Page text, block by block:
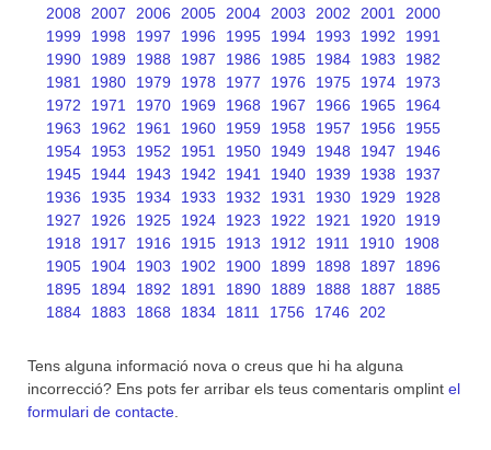
2008
2007 2006 2005 2004 2003 2002 2001
2000
1999
1998 1997 1996 1995 1994 1993 1992
1991
1990
1989 1988 1987 1986 1985 1984 1983
1982
1981
1980 1979 1978 1977 1976 1975 1974
1973
1972
1971 1970 1969 1968 1967 1966 1965
1964
1963
1962 1961 1960 1959 1958 1957 1956
1955
1954
1953 1952 1951 1950 1949 1948 1947
1946
1945
1944 1943 1942 1941 1940 1939 1938
1937
1936
1935 1934 1933 1932 1931 1930 1929
1928
1927
1926 1925 1924 1923 1922 1921 1920
1919
1918
1917 1916 1915 1913 1912 1911 1910
1908
1905
1904 1903 1902 1900 1899 1898 1897
1896
1895
1894 1892 1891 1890 1889 1888 1887
1885
1884
1883 1868 1834 1811 1756 1746 202
Tens alguna informació nova o creus que hi ha alguna
incorrecció? Ens pots fer arribar els teus comentaris omplint el
formulari de contacte